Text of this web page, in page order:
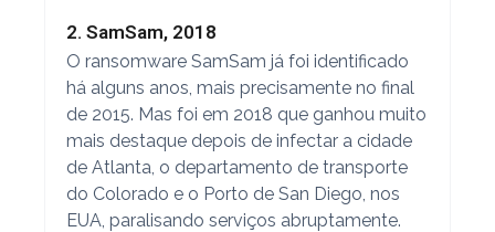
2. SamSam, 2018
O ransomware SamSam já foi identificado
há alguns anos, mais precisamente no final
de 2015. Mas foi em 2018 que ganhou muito
mais destaque depois de infectar a cidade
de Atlanta, o departamento de transporte
do Colorado e o Porto de San Diego, nos
EUA, paralisando serviços abruptamente.